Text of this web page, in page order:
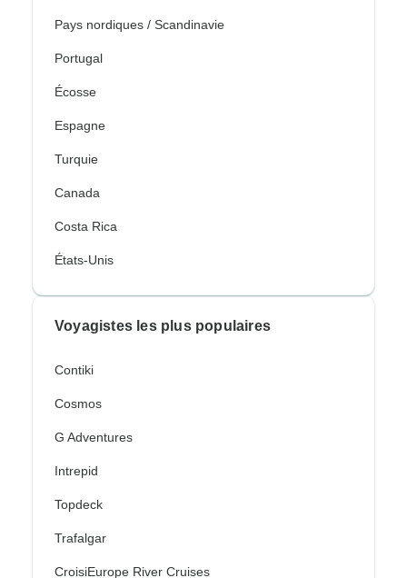
Pays nordiques / Scandinavie
Portugal
Écosse
Espagne
Turquie
Canada
Costa Rica
États-Unis
Voyagistes les plus populaires
Contiki
Cosmos
G Adventures
Intrepid
Topdeck
Trafalgar
CroisiEurope River Cruises